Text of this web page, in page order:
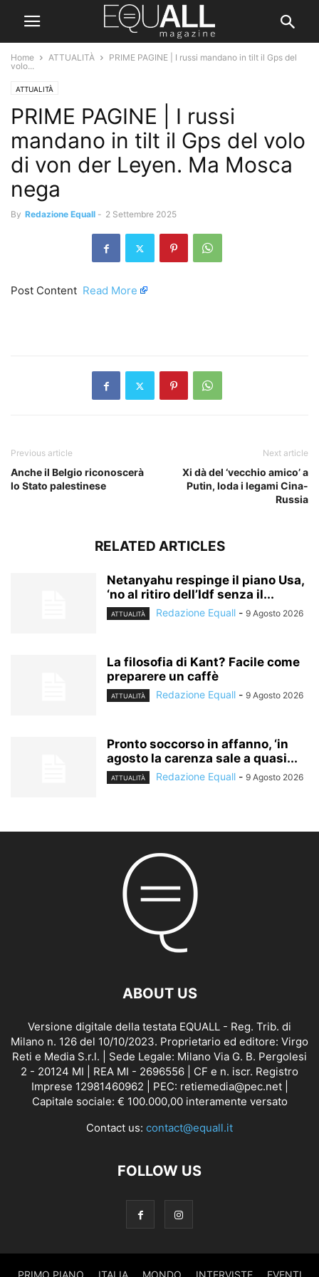
Home ATTUALITÀ
PRIME PAGINE | I russi mandano in tilt il Gps del
volo...
ATTUALITÀ
PRIME PAGINE | I russi
mandano in tilt il Gps del volo
di von der Leyen. Ma Mosca
nega
By Redazione Equall - 2 Settembre 2025
Post Content ​ Read More
Previous article
Anche il Belgio riconoscerà
lo Stato palestinese
Next article
Xi dà del ‘vecchio amico’ a
Putin, loda i legami Cina-
Russia
RELATED ARTICLES
Netanyahu respinge il piano Usa,
‘no al ritiro dell’Idf senza il...
ATTUALITÀ Redazione Equall - 9 Agosto 2026
La filosofia di Kant? Facile come
preparere un caffè
ATTUALITÀ Redazione Equall - 9 Agosto 2026
Pronto soccorso in affanno, ‘in
agosto la carenza sale a quasi...
ATTUALITÀ Redazione Equall - 9 Agosto 2026
ABOUT US
Versione digitale della testata EQUALL - Reg. Trib. di
Milano n. 126 del 10/10/2023. Proprietario ed editore: Virgo
Reti e Media S.r.l. | Sede Legale: Milano Via G. B. Pergolesi
2 - 20124 MI | REA MI - 2696556 | CF e n. iscr. Registro
Imprese 12981460962 | PEC: retiemedia@pec.net |
Capitale sociale: € 100.000,00 interamente versato
Contact us: contact@equall.it
FOLLOW US
PRIMO PIANO ITALIA MONDO INTERVISTE EVENTI